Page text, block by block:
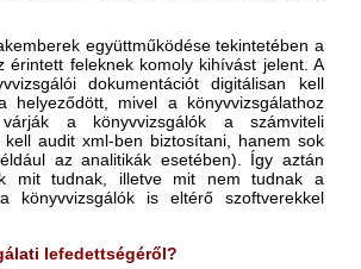
együttműködése tekintetében a
feleknek komoly kihívást jelent. A
dokumentációt digitálisan kell
mivel a könyvvizsgálathoz
várják a könyvvizsgálók a számviteli
audit xml-ben biztosítani, hanem sok
az analitikák esetében). Így aztán
mit tudnak, illetve mit nem tudnak a
könyvvizsgálók is eltérő szoftverekkel
lefedettségéről?